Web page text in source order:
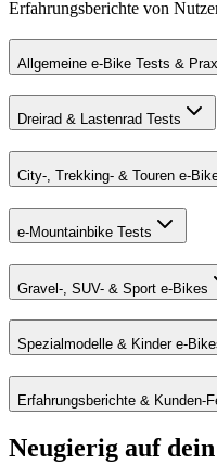
Erfahrungsberichte von
Allgemeine e-Bike Tests &
Dreirad & Lastenrad Tests
City-, Trekking- & Touren e-
e-Mountainbike Tests
Gravel-, SUV- & Sport e-Bikes
Spezialmodelle & Kinder e-
Erfahrungsberichte & Kunden-
Neugierig auf